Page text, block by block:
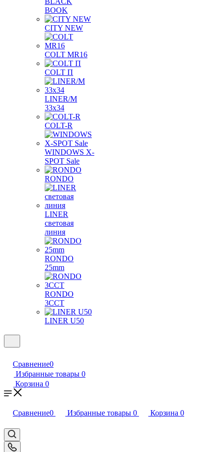
BOOK
CITY NEW
COLT MR16
COLT П
LINER/М
33х34
COLT-R
WINDOWS X-
SPOT Sale
RONDO
LINER
световая
линия
RONDO
25mm
RONDO
3CCT
LINER U50
Сравнение0
Избранные товары 0
Корзина 0
Сравнение0 Избранные товары 0 Корзина 0